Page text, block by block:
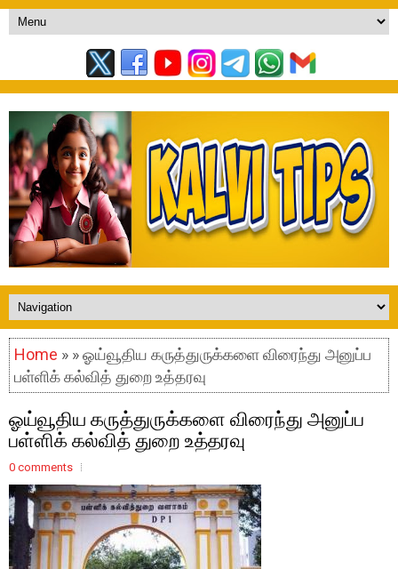
Home » » ஓய்வூதிய கருத்துருக்களை விரைந்து அனுப்ப
பள்ளிக் கல்வித் துறை உத்தரவு
ஓய்வூதிய கருத்துருக்களை விரைந்து அனுப்ப
பள்ளிக் கல்வித் துறை உத்தரவு
0 comments